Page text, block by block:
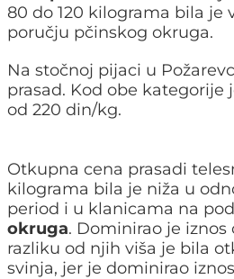
80 do 120 kilograma bila je
poručju pčinskog okruga.
Na stočnoj pijaci u
prasad. Kod obe kategorije
od 220 din/kg.
Otkupna cena prasadi
kilograma bila je niža u
period i u klanicama na
okruga. Dominirao je iznos
razliku od njih viša je bila
svinja, jer je dominirao